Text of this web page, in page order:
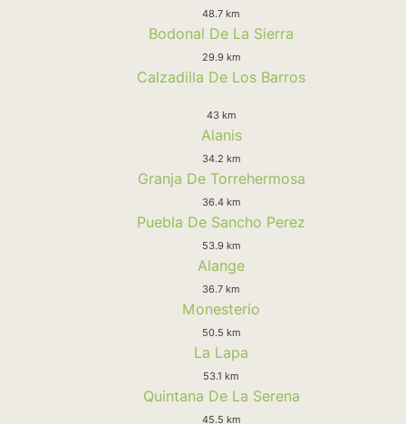
48.7 km
Bodonal De La Sierra
29.9 km
Calzadilla De Los Barros
43 km
Alanis
34.2 km
Granja De Torrehermosa
36.4 km
Puebla De Sancho Perez
53.9 km
Alange
36.7 km
Monesterio
50.5 km
La Lapa
53.1 km
Quintana De La Serena
45.5 km